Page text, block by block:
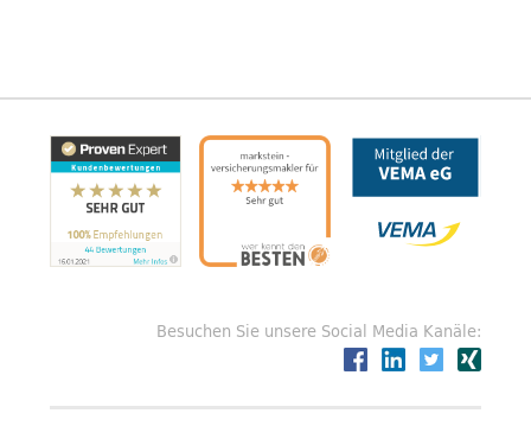
Besuchen Sie unsere Social Media Kanäle: